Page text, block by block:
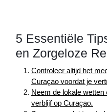
5 Essentiële
en Zorgeloze
Controleer altijd het
Curaçao voordat je
Neem de lokale wetten
verblijf op Curaçao.